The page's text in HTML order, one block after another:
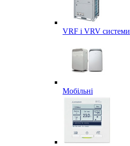
VRF і VRV системи
Мобільні